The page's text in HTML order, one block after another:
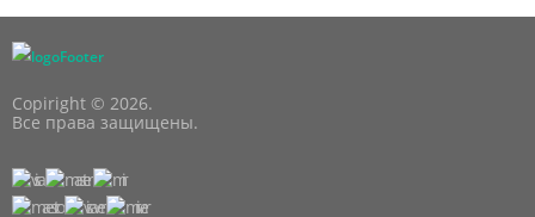
Copiright © 2026.
Все права защищены.